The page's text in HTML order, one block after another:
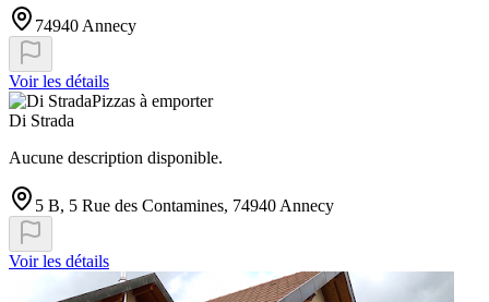
74940 Annecy
Voir les détails
Pizzas à emporter
Di Strada
Aucune description disponible.
5 B, 5 Rue des Contamines, 74940 Annecy
Voir les détails